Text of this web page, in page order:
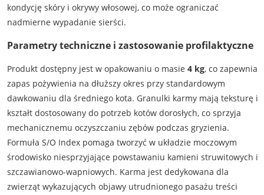
kondycję skóry i okrywy włosowej, co może ograniczać
nadmierne wypadanie sierści.
Parametry techniczne i zastosowanie profilaktyczne
Produkt dostępny jest w opakowaniu o masie 4 kg, co zapewnia
zapas pożywienia na dłuższy okres przy standardowym
dawkowaniu dla średniego kota. Granulki karmy mają teksturę i
kształt dostosowany do potrzeb kotów dorosłych, co sprzyja
mechanicznemu oczyszczaniu zębów podczas gryzienia.
Formuła S/O Index pomaga tworzyć w układzie moczowym
środowisko niesprzyjające powstawaniu kamieni struwitowych i
szczawianowo-wapniowych. Karma jest dedykowana dla
zwierząt wykazujących objawy utrudnionego pasażu treści